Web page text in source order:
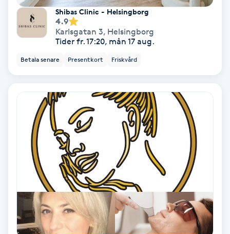
Sklerosering
Skäggfärgning
Skäggklippning
Skäggtrimmning
Skönhet
Slingor
Shibas Clinic - Helsingborg
4.9
Karlsgatan 3, Helsingborg
Tider fr. 17:20, mån 17 aug.
Betala senare Presentkort Friskvård